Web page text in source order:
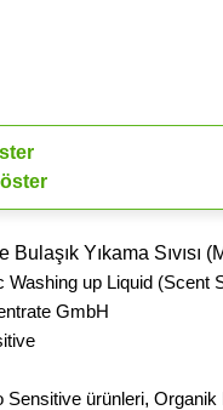
Yıkama Sıvısı
Washing up Liquid (Scent
GmbH
Sensitive ürünleri, Organik